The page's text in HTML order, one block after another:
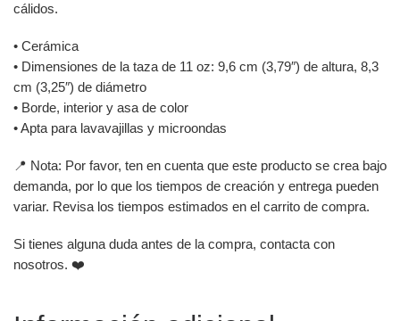
cálidos.
• Cerámica
• Dimensiones de la taza de 11 oz: 9,6 cm (3,79″) de altura, 8,3
cm (3,25″) de diámetro
• Borde, interior y asa de color
• Apta para lavavajillas y microondas
📍 Nota: Por favor, ten en cuenta que este producto se crea bajo
demanda, por lo que los tiempos de creación y entrega pueden
variar. Revisa los tiempos estimados en el carrito de compra.
Si tienes alguna duda antes de la compra, contacta con
nosotros. ❤️